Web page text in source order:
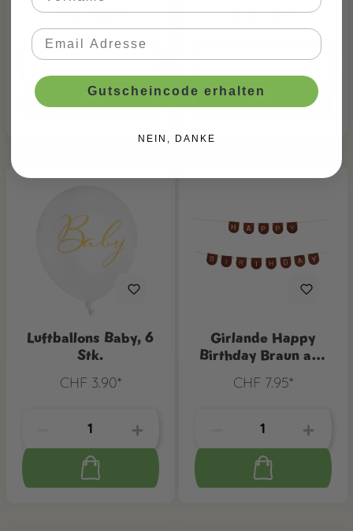
CHF 16.95* CHF 4.95*
Luftballons Baby, 6
Stk.
CHF 3.90*
Girlande Happy
Birthday Braun aus
CHF 7.95*
Gutscheincode erhalten
NEIN, DANKE